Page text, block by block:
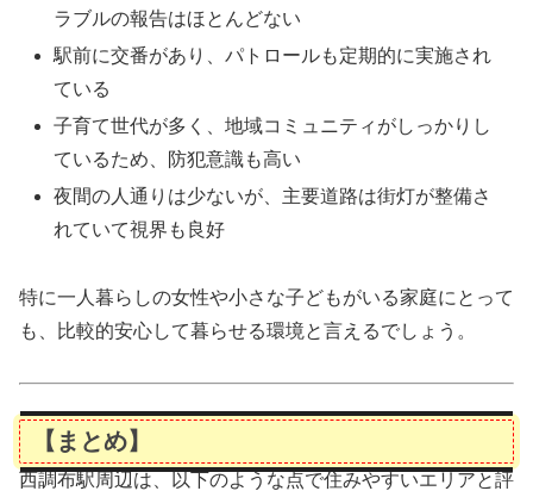
ラブルの報告はほとんどない
駅前に交番があり、パトロールも定期的に実施され
ている
子育て世代が多く、地域コミュニティがしっかりし
ているため、防犯意識も高い
夜間の人通りは少ないが、主要道路は街灯が整備さ
れていて視界も良好
特に一人暮らしの女性や小さな子どもがいる家庭にとって
も、比較的安心して暮らせる環境と言えるでしょう。
【まとめ】
西調布駅周辺は、以下のような点で住みやすいエリアと評